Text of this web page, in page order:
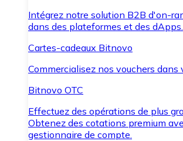
Intégrez notre solution B2B d'on-
dans des plateformes et des dApps.
Cartes-cadeaux Bitnovo
Commercialisez nos vouchers dans
Bitnovo OTC
Effectuez des opérations de plus
Obtenez des cotations premium
gestionnaire de compte.